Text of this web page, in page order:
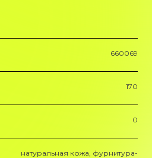
660069
170
0
натуральная кожа, фурнитура-